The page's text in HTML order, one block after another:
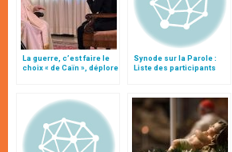
La guerre, c’est faire le
choix « de Caïn », déplore
Synode sur la Parole :
Liste des participants